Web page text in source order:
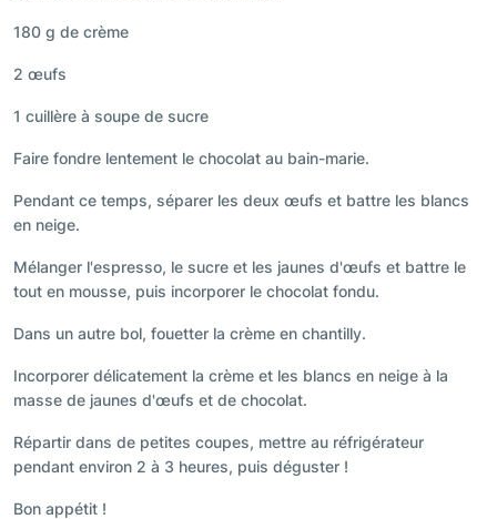
180 g de crème
2 œufs
1 cuillère à soupe de sucre
Faire fondre lentement le chocolat au bain-marie.
Pendant ce temps, séparer les deux œufs et battre les blancs
en neige.
Mélanger l'espresso, le sucre et les jaunes d'œufs et battre le
tout en mousse, puis incorporer le chocolat fondu.
Dans un autre bol, fouetter la crème en chantilly.
Incorporer délicatement la crème et les blancs en neige à la
masse de jaunes d'œufs et de chocolat.
Répartir dans de petites coupes, mettre au réfrigérateur
pendant environ 2 à 3 heures, puis déguster !
Bon appétit !